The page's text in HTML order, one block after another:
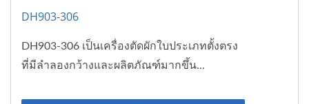
DH903-306
DH903-306 เป็นเครื่องตัดผักใบประเภทตั้งตรง
ที่มีลำลองกว้างและผลิตภัณฑ์มากขึ้น...